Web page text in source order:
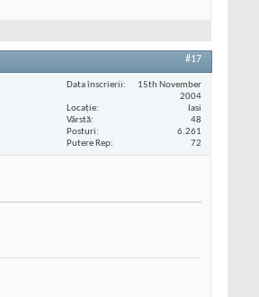
#17
Data înscrierii
15th November
2004
Locaţie
Iasi
Vârstă
48
Posturi
6.261
Putere Rep
72